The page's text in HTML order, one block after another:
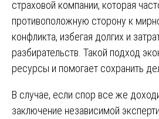
страховой компании, которая
противоположную сторону к
конфликта, избегая долгих и
разбирательств. Такой подход
ресурсы и помогает сохранить
В случае, если спор все же
заключение независимой